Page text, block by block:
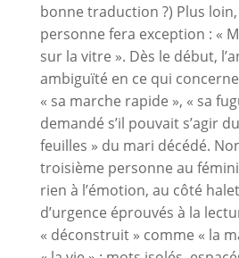
bonne traduction ?) Plus
personne fera exception : «
sur la vitre ». Dès le début,
ambiguïté en ce qui
« sa marche rapide », « sa
demandé s’il pouvait s’agir
feuilles » du mari décédé.
troisième personne au
rien à l’émotion, au côté
d’urgence éprouvés à la
« déconstruit » comme « la